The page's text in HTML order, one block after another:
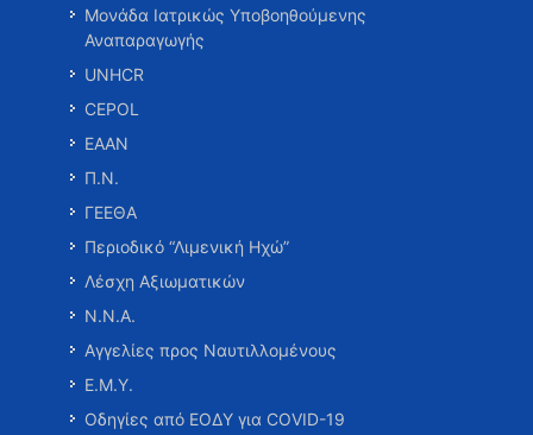
Μονάδα Ιατρικώς Υποβοηθούμενης
Αναπαραγωγής
UNHCR
CEPOL
ΕΑΑΝ
Π.Ν.
ΓΕΕΘΑ
Περιοδικό “Λιμενική Ηχώ”
Λέσχη Αξιωματικών
Ν.Ν.Α.
Αγγελίες προς Ναυτιλλομένους
Ε.Μ.Υ.
Οδηγίες από ΕΟΔΥ για COVID-19